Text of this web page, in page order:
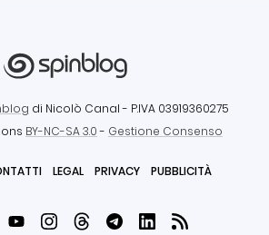
di Nicolò Canal - P.IVA 03919360275
BY-NC-SA 3.0- Gestione Consenso
LEGAL PRIVACY PUBBLICITÀ